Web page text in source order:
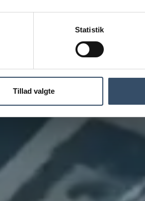
Statistik
Tillad valgte